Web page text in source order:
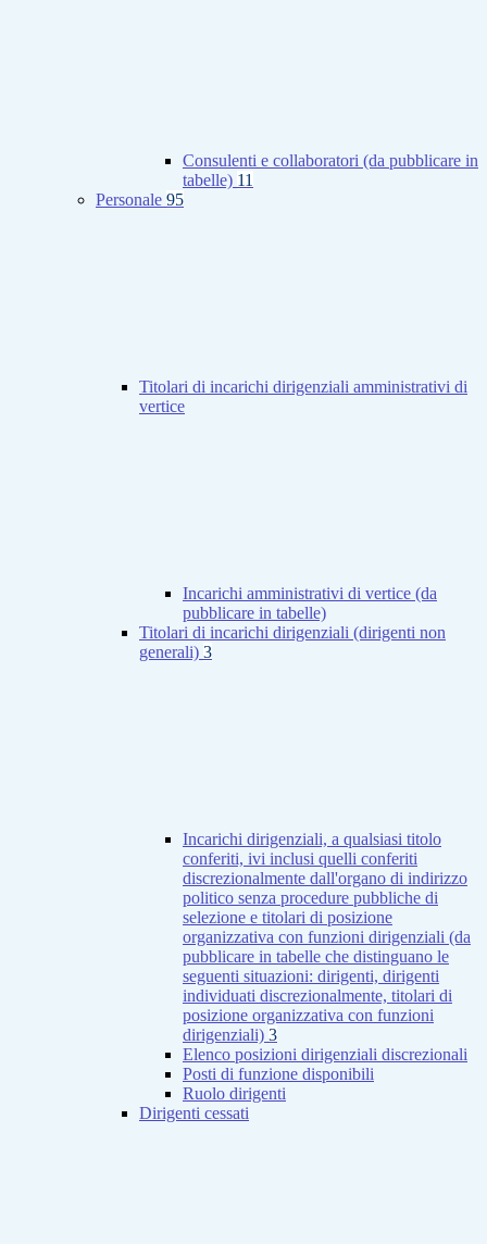
Consulenti e collaboratori (da pubblicare in
tabelle) 11
Personale 95
Titolari di incarichi dirigenziali amministrativi di
vertice
Incarichi amministrativi di vertice (da
pubblicare in tabelle)
Titolari di incarichi dirigenziali (dirigenti non
generali) 3
Incarichi dirigenziali, a qualsiasi titolo
conferiti, ivi inclusi quelli conferiti
discrezionalmente dall'organo di indirizzo
politico senza procedure pubbliche di
selezione e titolari di posizione
organizzativa con funzioni dirigenziali (da
pubblicare in tabelle che distinguano le
seguenti situazioni: dirigenti, dirigenti
individuati discrezionalmente, titolari di
posizione organizzativa con funzioni
dirigenziali) 3
Elenco posizioni dirigenziali discrezionali
Posti di funzione disponibili
Ruolo dirigenti
Dirigenti cessati